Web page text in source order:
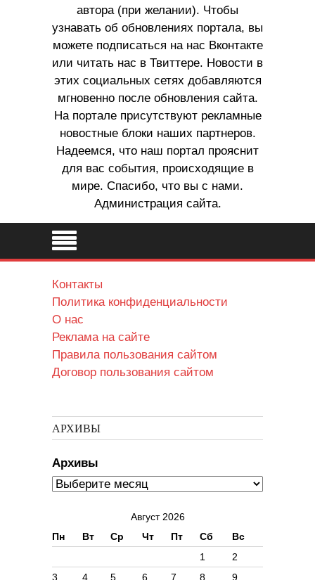
автора (при желании). Чтобы
узнавать об обновлениях портала, вы
можете подписаться на нас Вконтакте
или читать нас в Твиттере. Новости в
этих социальных сетях добавляются
мгновенно после обновления сайта.
На портале присутствуют рекламные
новостные блоки наших партнеров.
Надеемся, что наш портал прояснит
для вас события, происходящие в
мире. Спасибо, что вы с нами.
Администрация сайта.
Контакты
Политика конфиденциальности
О нас
Реклама на сайте
Правила пользования сайтом
Договор пользования сайтом
АРХИВЫ
Архивы
Август 2026
Пн
Вт Ср Чт Пт Сб Вс
1
2
3
4 5 6 7 8
9